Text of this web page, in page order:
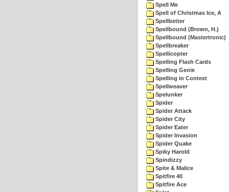
Spell Me
Spell of Christmas Ice, A
Spellbetter
Spellbound (Brown, H.)
Spellbound (Mastertronic)
Spellbreaker
Spellicopter
Spelling Flash Cards
Spelling Genie
Spelling in Context
Spellweaver
Spelunker
Spider
Spider Attack
Spider City
Spider Eater
Spider Invasion
Spider Quake
Spiky Harold
Spindizzy
Spite & Malice
Spitfire 40
Spitfire Ace